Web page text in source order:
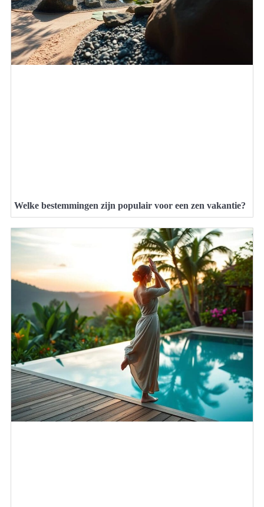
Welke bestemmingen zijn populair voor een zen vakantie?